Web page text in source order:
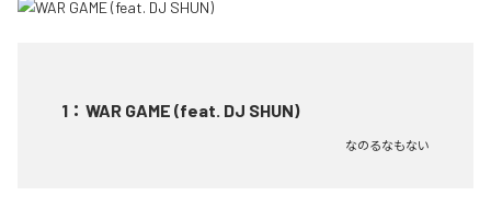
1 ： WAR GAME (feat. DJ SHUN)
なのるなもない